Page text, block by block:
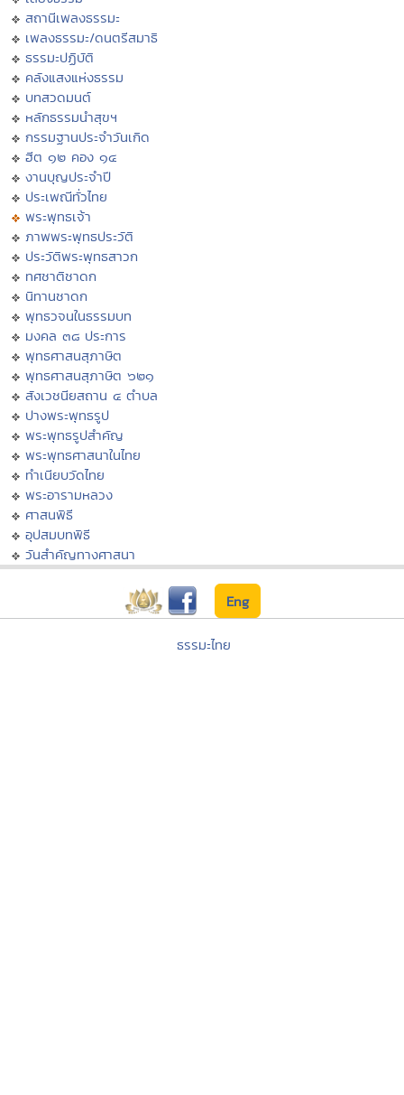
สถานีเพลงธรรมะ
เพลงธรรมะ/ดนตรีสมาธิ
ธรรมะปฏิบัติ
คลังแสงแห่งธรรม
บทสวดมนต์
หลักธรรมนำสุขฯ
กรรมฐานประจำวันเกิด
ฮีต ๑๒ คอง ๑๔
งานบุญประจำปี
ประเพณีทั่วไทย
พระพุทธเจ้า
ภาพพระพุทธประวัติ
ประวัติพระพุทธสาวก
ทศชาติชาดก
นิทานชาดก
พุทธวจนในธรรมบท
มงคล ๓๘ ประการ
พุทธศาสนสุภาษิต
พุทธศาสนสุภาษิต ๖๒๑
สังเวชนียสถาน ๔ ตำบล
ปางพระพุทธรูป
พระพุทธรูปสำคัญ
พระพุทธศาสนาในไทย
ทำเนียบวัดไทย
พระอารามหลวง
ศาสนพิธี
อุปสมบทพิธี
วันสำคัญทางศาสนา
Eng
ธรรมะไทย